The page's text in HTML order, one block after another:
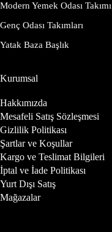
Modern Yemek Odası Takımı
Genç Odası Takımları
Yatak Baza Başlık
Kurumsal
Hakkımızda
Mesafeli Satış Sözleşmesi
Gizlilik Politikası
Şartlar ve Koşullar
Kargo ve Teslimat Bilgileri
İptal ve İade Politikası
Yurt Dışı Satış
Mağazalar